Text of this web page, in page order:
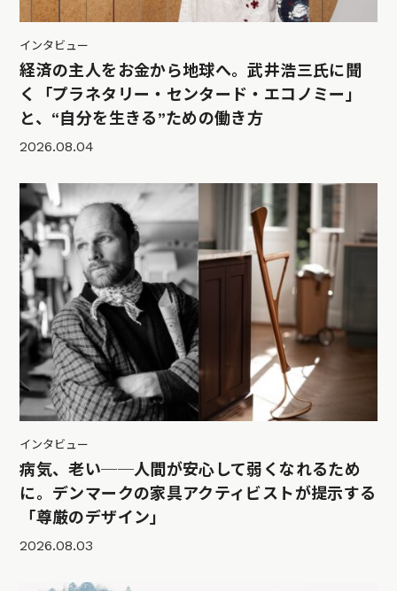
インタビュー
経済の主人をお金から地球へ。武井浩三氏に聞
く「プラネタリー・センタード・エコノミー」
と、“自分を生きる”ための働き方
2026.08.04
インタビュー
病気、老い──人間が安心して弱くなれるため
に。デンマークの家具アクティビストが提示する
「尊厳のデザイン」
2026.08.03